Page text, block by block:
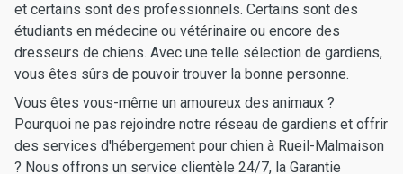
et certains sont des professionnels. Certains sont des
étudiants en médecine ou vétérinaire ou encore des
dresseurs de chiens. Avec une telle sélection de gardiens,
vous êtes sûrs de pouvoir trouver la bonne personne.
Vous êtes vous-même un amoureux des animaux ?
Pourquoi ne pas rejoindre notre réseau de gardiens et offrir
des services d'hébergement pour chien à Rueil-Malmaison
? Nous offrons un service clientèle 24/7, la Garantie